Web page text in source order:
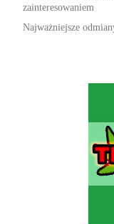
zainteresowaniem
Najważniejsze